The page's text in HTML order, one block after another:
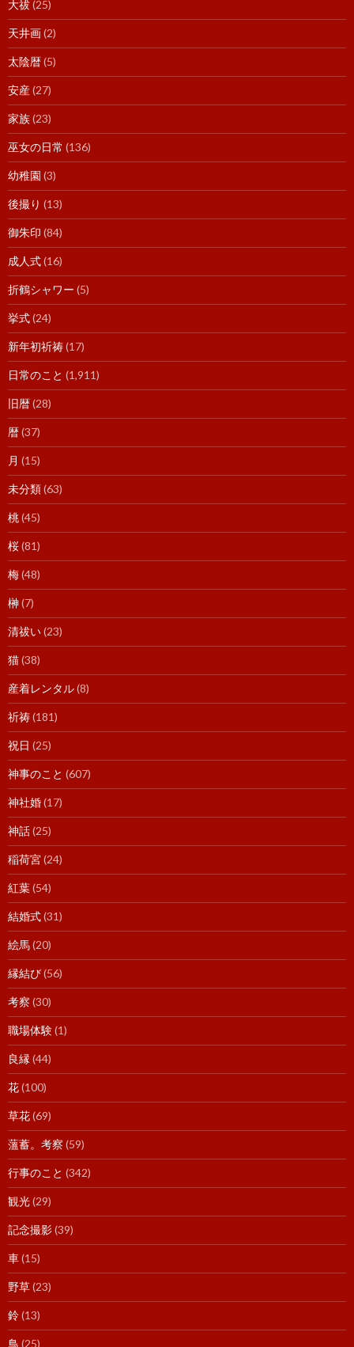
大祓(25)
天井画(2)
太陰暦(5)
安産(27)
家族(23)
巫女の日常 (136)
幼稚園 (3)
後撮り (13)
御朱印 (84)
成人式(16)
折鶴シャワー (5)
挙式(24)
新年初祈祷(17)
日常のこと (1,911)
旧暦(28)
暦(37)
月 (15)
未分類(63)
桃(45)
桜(81)
梅(48)
榊(7)
清祓い(23)
猫(38)
産着レンタル(8)
祈祷(181)
祝日 (25)
神事のこと (607)
神社婚(17)
神話(25)
稲荷宮(24)
紅葉(54)
結婚式(31)
絵馬(20)
縁結び(56)
考察 (30)
職場体験(1)
良縁(44)
花(100)
草花(69)
薀蓄。考察 (59)
行事のこと (342)
観光(29)
記念撮影(39)
車(15)
野草(23)
鈴(13)
鳥 (25)